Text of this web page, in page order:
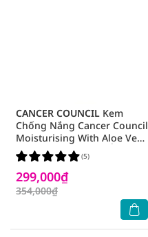
CANCER COUNCIL Kem
Chống Nắng Cancer Council
Moisturising With Aloe Vera
& Vitamin E Dưỡng Ẩm
SPF50+ UVA-UVB 110ml
299,000₫
354,000₫
(5)